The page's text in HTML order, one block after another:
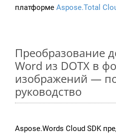
платформе Aspose.Total
Преобразование
Word из DOTX в
изображений —
руководство
Aspose.Words Cloud SDK